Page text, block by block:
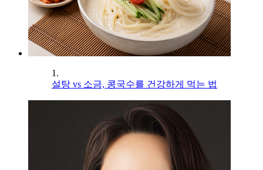
1.
설탕 vs 소금, 콩국수를 건강하게 먹는 법